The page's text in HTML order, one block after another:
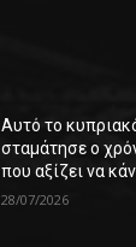
Αυτό το
σταμάτησε ο
που αξίζει να
28/07/2026